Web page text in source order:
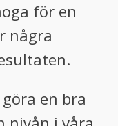
för en
några
en bra